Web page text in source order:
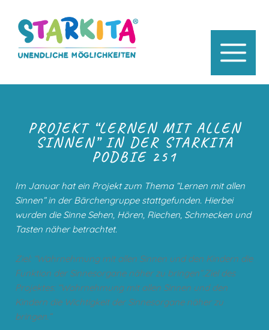
PROJEKT “LERNEN MIT ALLEN
SINNEN” IN DER STARKITA
PODBIE 251
Im Januar hat ein Projekt zum Thema “Lernen mit allen
Sinnen” in der Bärchengruppe stattgefunden. Hierbei
wurden die Sinne Sehen, Hören, Riechen, Schmecken und
Tasten näher betrachtet.
Ziel: “Wahrnehmung mit allen Sinnen und den Kindern die
Funktion der Sinnesorgane näher zu bringen”.Ziel des
Projektes: “Wahrnehmung mit allen Sinnen und den
Kindern die Wichtigkeit der Sinnesorgane näher zu
bringen.”